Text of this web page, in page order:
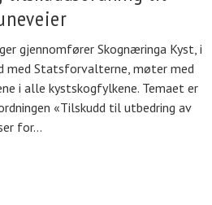
gjennomfører Skognæringa Kyst, i
med Statsforvalterne, møter med
i alle kystskogfylkene. Temaet er
«Tilskudd til utbedring av
for…